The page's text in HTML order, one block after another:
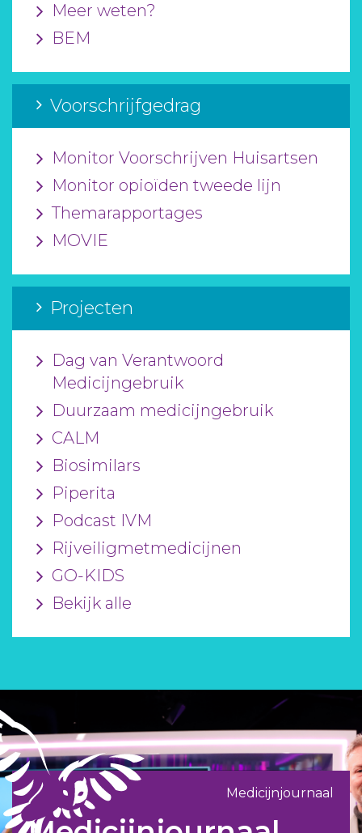
Meer weten?
BEM
Voorschrijfgedrag
Monitor Voorschrijven Huisartsen
Monitor opioïden tweede lijn
Themarapportages
MOVIE
Projecten
Dag van Verantwoord
Medicijngebruik
Duurzaam medicijngebruik
CALM
Biosimilars
Piperita
Podcast IVM
Rijveiligmetmedicijnen
GO-KIDS
Bekijk alle
Medicijnjournaal